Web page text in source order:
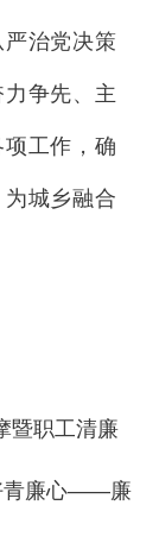
治党决策
争先、主
工作，确
城乡融合
暨职工清廉
青廉心——廉